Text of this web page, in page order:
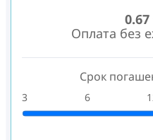
0.67
Оплата без
Срок
3 6